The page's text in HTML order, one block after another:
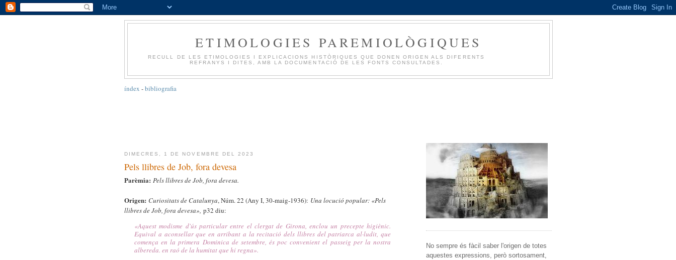
ETIMOLOGIES PAREMIOLÒGIQUES
RECULL DE LES ETIMOLOGIES I EXPLICACIONS HISTÒRIQUES QUE DONEN ORIGEN ALS DIFERENTS
REFRANYS I DITES, AMB LA DOCUMENTACIÓ DE LES FONTS CONSULTADES.
índex -bibliografia
DIMECRES, 1 DE NOVEMBRE DEL 2023
Pels llibres de Job, fora devesa
Parèmia: Pels llibres de Job, fora devesa.
Origen: Curiositats de Catalunya, Núm. 22 (Any I, 30-maig-1936): Una locució popular: «Pels
llibres de Job, fora devesa», p32 diu:
«Aquest modisme d'ús particular entre el clergat de Girona, enclou un precepte higiènic.
Equival a aconsellar que en arribant a la recitació dels llibres del patriarca al·ludit, que
comença en la primera Dominica de setembre, és poc convenient el passeig per la nostra
albereda. en raó de la humitat que hi regna».
No sempre és fàcil saber l'origen de totes
aquestes expressions, però sortosament,